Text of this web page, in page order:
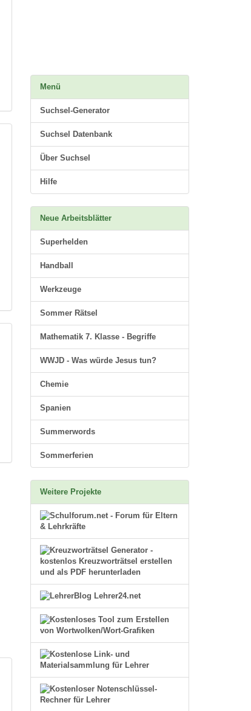
Menü
Suchsel-Generator
Suchsel Datenbank
Über Suchsel
Hilfe
Neue Arbeitsblätter
Superhelden
Handball
Werkzeuge
Sommer Rätsel
Mathematik 7. Klasse - Begriffe
WWJD - Was würde Jesus tun?
Chemie
Spanien
Summerwords
Sommerferien
Weitere Projekte